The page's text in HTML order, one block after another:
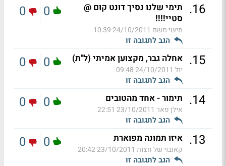
16
. תימי שלנו נסיך דונט קום @
סטיי!!!!
מישי משם 24/10/2011 10:39
הגב לתגובה זו
0
0
15
. אחלה גבר, מקצוען אמיתי (ל"ת)
יול 24/10/2011 09:48
הגב לתגובה זו
0
0
14
. תימור - אחד מהטובים
אילן פאר 23/10/2011 22:51
הגב לתגובה זו
0
0
13
. איזו תמונה מפוארת
קאובוי של חצות 23/10/2011 20:42
הגב לתגובה זו
0
0